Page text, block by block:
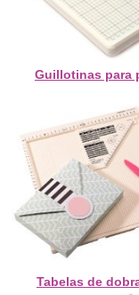
Guillotinas para
Tabelas de